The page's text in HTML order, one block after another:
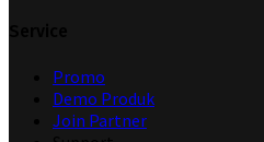
Promo
Demo Produk
Join Partner